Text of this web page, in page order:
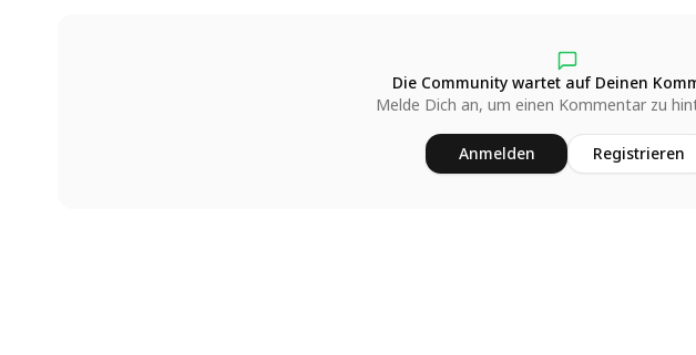
Die Community wartet auf Deinen
Melde Dich an, um einen Kommentar zu
Anmelden Registrieren